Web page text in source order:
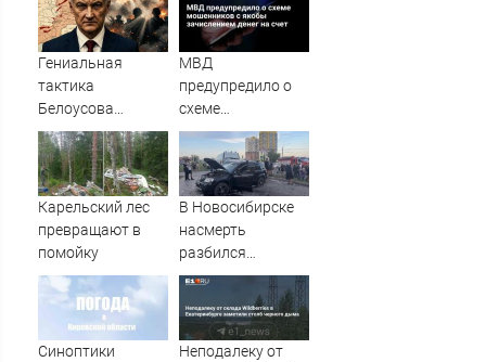
городе
Гениальная
тактика
Белоусова
сработала:
Мощнейший удар
на самом
неожиданном
Армия
реку. Ключевой
узел обороны пал
МВД
предупредило о
схеме
мошенников с
якобы
зачислением
денег на счет
Карельский лес
превращают в
помойку
В Новосибирске
насмерть
разбился
мотоциклист
Синоптики
Неподалеку от